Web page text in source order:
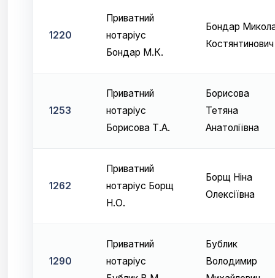
1220
Приватний
нотаріус
Бондар М.К.
Бондар
Костянтинович
1253
Приватний
нотаріус
Борисова Т.А.
Борисова
Тетяна
Анатоліївна
1262
Приватний
нотаріус Борщ
Н.О.
Борщ Ніна
Олексіївна
1290
Приватний
нотаріус
Бублик
Володимир